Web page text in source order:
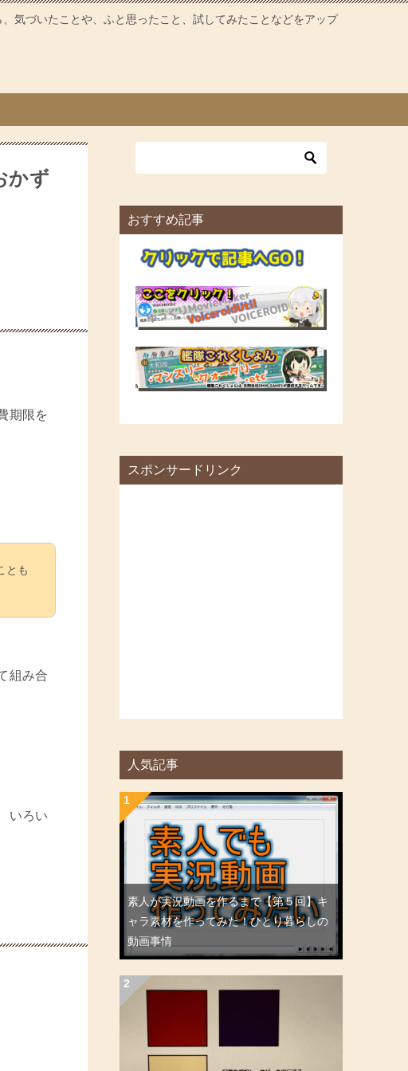
気づいたことや、ふと思ったこと、試してみたことなどをアップ
かず
期限を
とも
組み合
いろい
おすすめ記事
スポンサードリンク
人気記事
素人が実況動画を作るまで【第５回】キ
ャラ素材を作ってみた！ひとり暮らしの
動画事情